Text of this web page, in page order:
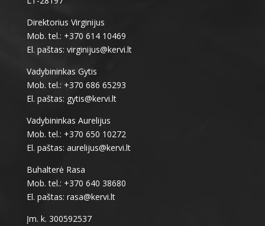
Direktorius Virginijus
Mob. tel.: +370 614 10469
El. paštas: virginijus@kervi.lt
Vadybininkas Gytis
Mob. tel.: +370 686 65293
El. paštas: gytis@kervi.lt
Vadybininkas Aurelijus
Mob. tel.: +370 650 10272
El. paštas: aurelijus@kervi.lt
Buhalterė Rasa
Mob. tel.: +370 640 38680
El. paštas: rasa@kervi.lt
Įm. k. 300592537